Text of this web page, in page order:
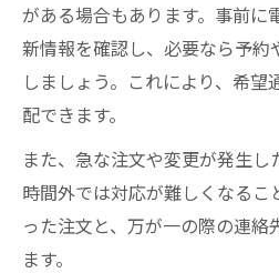
がある場合もあります。事前に
新情報を確認し、必要なら予約
しましょう。これにより、希
配できます。
また、急な注文や変更が発生
時間外では対応が難しくなるこ
った注文と、万が一の際の連絡
ます。